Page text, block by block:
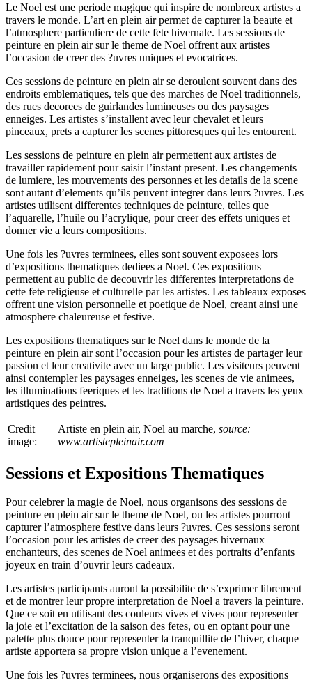
Le Noel est une periode magique qui inspire de nombreux artistes a
travers le monde. L’art en plein air permet de capturer la beaute et
l’atmosphere particuliere de cette fete hivernale. Les sessions de
peinture en plein air sur le theme de Noel offrent aux artistes
l’occasion de creer des ?uvres uniques et evocatrices.
Ces sessions de peinture en plein air se deroulent souvent dans des
endroits emblematiques, tels que des marches de Noel traditionnels,
des rues decorees de guirlandes lumineuses ou des paysages
enneiges. Les artistes s’installent avec leur chevalet et leurs
pinceaux, prets a capturer les scenes pittoresques qui les entourent.
Les sessions de peinture en plein air permettent aux artistes de
travailler rapidement pour saisir l’instant present. Les changements
de lumiere, les mouvements des personnes et les details de la scene
sont autant d’elements qu’ils peuvent integrer dans leurs ?uvres. Les
artistes utilisent differentes techniques de peinture, telles que
l’aquarelle, l’huile ou l’acrylique, pour creer des effets uniques et
donner vie a leurs compositions.
Une fois les ?uvres terminees, elles sont souvent exposees lors
d’expositions thematiques dediees a Noel. Ces expositions
permettent au public de decouvrir les differentes interpretations de
cette fete religieuse et culturelle par les artistes. Les tableaux exposes
offrent une vision personnelle et poetique de Noel, creant ainsi une
atmosphere chaleureuse et festive.
Les expositions thematiques sur le Noel dans le monde de la
peinture en plein air sont l’occasion pour les artistes de partager leur
passion et leur creativite avec un large public. Les visiteurs peuvent
ainsi contempler les paysages enneiges, les scenes de vie animees,
les illuminations feeriques et les traditions de Noel a travers les yeux
artistiques des peintres.
Credit
image:
Artiste en plein air, Noel au marche, source:
www.artistepleinair.com
Sessions et Expositions Thematiques
Pour celebrer la magie de Noel, nous organisons des sessions de
peinture en plein air sur le theme de Noel, ou les artistes pourront
capturer l’atmosphere festive dans leurs ?uvres. Ces sessions seront
l’occasion pour les artistes de creer des paysages hivernaux
enchanteurs, des scenes de Noel animees et des portraits d’enfants
joyeux en train d’ouvrir leurs cadeaux.
Les artistes participants auront la possibilite de s’exprimer librement
et de montrer leur propre interpretation de Noel a travers la peinture.
Que ce soit en utilisant des couleurs vives et vives pour representer
la joie et l’excitation de la saison des fetes, ou en optant pour une
palette plus douce pour representer la tranquillite de l’hiver, chaque
artiste apportera sa propre vision unique a l’evenement.
Une fois les ?uvres terminees, nous organiserons des expositions